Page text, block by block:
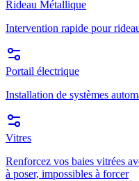
Rideau Métallique
Intervention rapide pour
Portail électrique
Installation de systèmes
Vitres
Renforcez vos baies vitrées
à poser, impossibles à forcer